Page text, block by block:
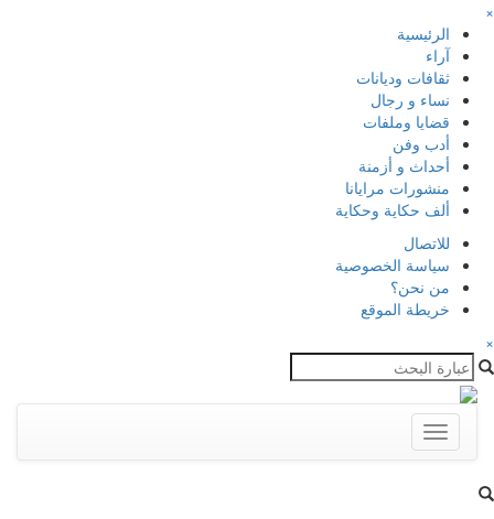
×
الرئيسية
آراء
ثقافات وديانات
نساء و رجال
قضايا وملفات
أدب وفن
أحداث و أزمنة
منشورات مرايانا
ألف حكاية وحكاية
للاتصال
سياسة الخصوصية
من نحن؟
خريطة الموقع
×
Toggle
navigation